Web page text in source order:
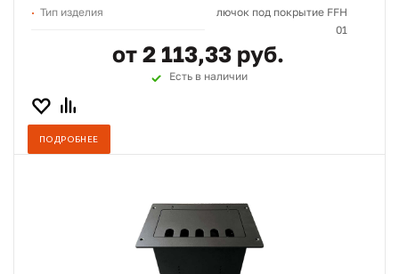
Тип изделия
лючок под покрытие FFH
01
от 2 113,33 руб.
Есть в наличии
ПОДРОБНЕЕ